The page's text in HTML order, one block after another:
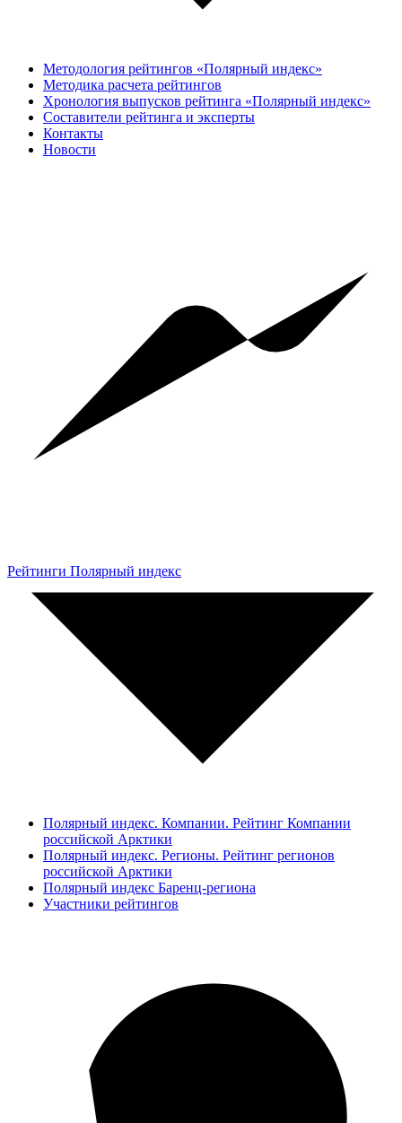
Методология рейтингов «Полярный индекс»
Методика расчета рейтингов
Хронология выпусков рейтинга «Полярный индекс»
Составители рейтинга и эксперты
Контакты
Новости
Рейтинги Полярный индекс
Полярный индекс. Компании. Рейтинг Компании
российской Арктики
Полярный индекс. Регионы. Рейтинг регионов
российской Арктики
Полярный индекс Баренц-региона
Участники рейтингов